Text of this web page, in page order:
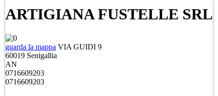
ARTIGIANA FUSTELLE SRL
guarda la mappa VIA GUIDI 9
60019 Senigallia
AN
0716609203
0716609203